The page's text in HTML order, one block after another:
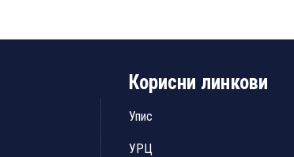
Корисни линкови
Упис
УРЦ